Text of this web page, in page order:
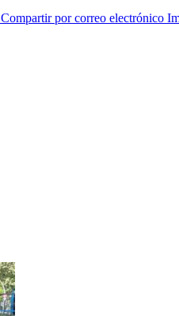
Compartir por correo electrónico